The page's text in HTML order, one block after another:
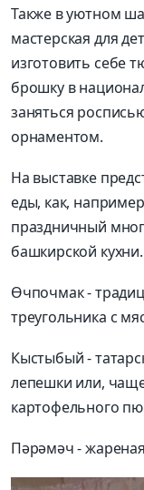
Также в уютном
мастерская для
изготовить себе
брошку в
заняться
орнаментом.
На выставке
еды, как,
праздничный
башкирской кухни.
Өчпочмак -
треугольника с
Кыстыбый -
лепешки или,
картофельного
Пәрәмәч -